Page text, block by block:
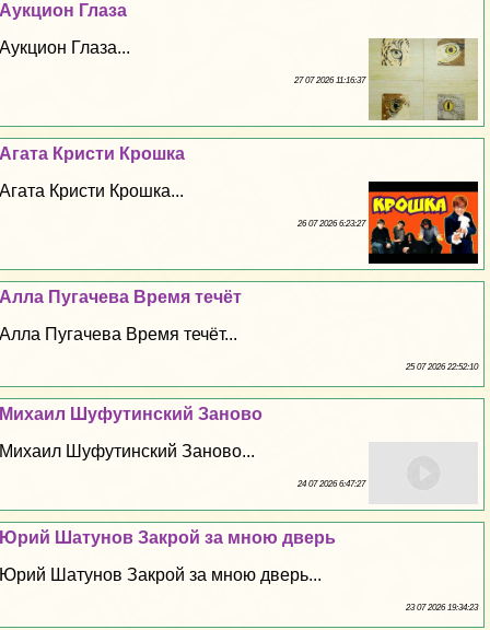
Аукцион Глаза
Аукцион Глаза...
27 07 2026 11:16:37
Агата Кристи Крошка
Агата Кристи Крошка...
26 07 2026 6:23:27
Алла Пугачева Время течёт
Алла Пугачева Время течёт...
25 07 2026 22:52:10
Михаил Шуфутинский Заново
Михаил Шуфутинский Заново...
24 07 2026 6:47:27
Юрий Шатунов Закрой за мною дверь
Юрий Шатунов Закрой за мною дверь...
23 07 2026 19:34:23